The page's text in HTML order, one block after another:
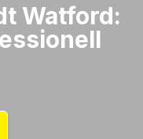
Watford: